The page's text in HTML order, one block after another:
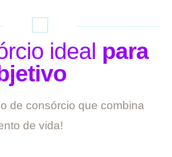
ideal para
de consórcio que combina
de vida!